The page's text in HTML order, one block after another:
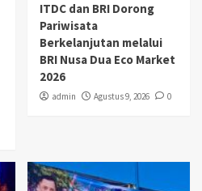
ITDC dan BRI Dorong
Pariwisata
Berkelanjutan melalui
BRI Nusa Dua Eco Market
2026
admin Agustus 9, 2026 0